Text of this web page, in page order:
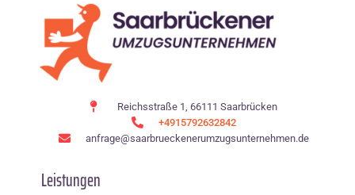
Reichsstraße 1, 66111 Saarbrücken
+4915792632842
anfrage@saarbrueckenerumzugsunternehmen.de
Leistungen